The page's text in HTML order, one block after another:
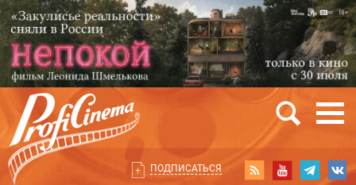
ПОДПИСАТЬСЯ